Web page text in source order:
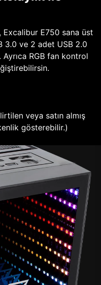
E750 sana üst
3.0 ve 2 adet USB 2.0
RGB fan kontrol
veya satın almış
gösterebilir.)